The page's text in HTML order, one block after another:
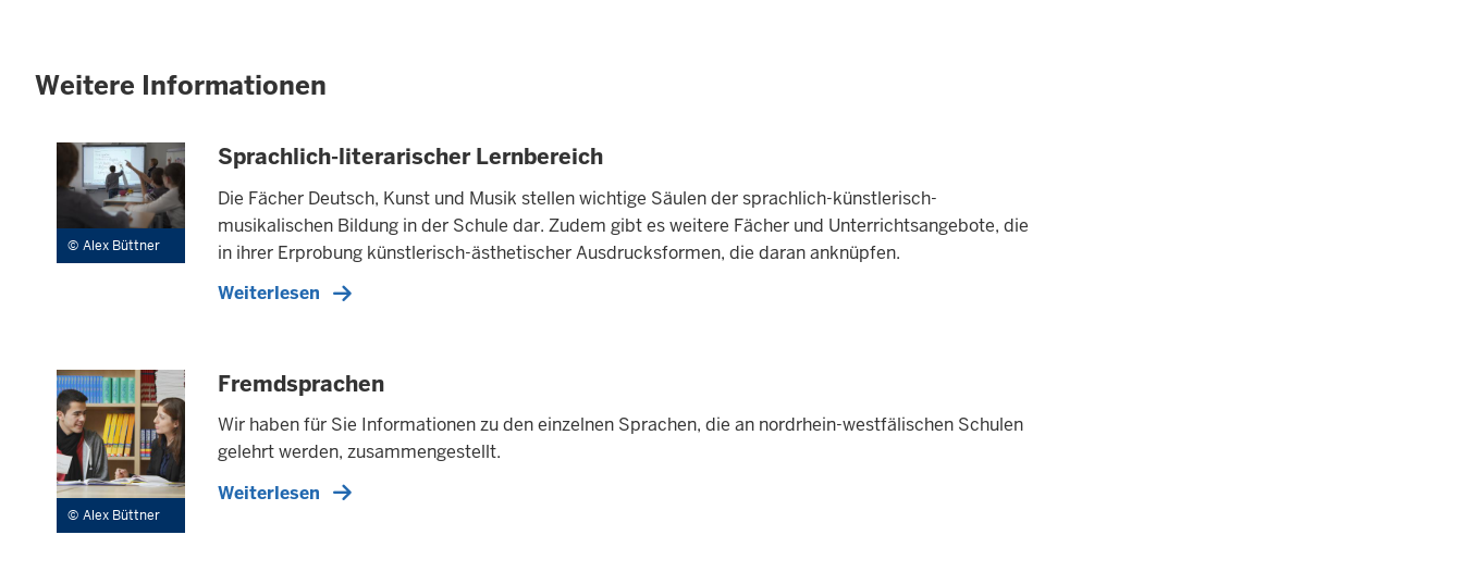
Weitere Informationen
Alex Büttner
Sprachlich-literarischer Lernbereich
Die Fächer Deutsch, Kunst und Musik stellen wichtige Säulen der sprachlich-künstlerisch-
musikalischen Bildung in der Schule dar. Zudem gibt es weitere Fächer und Unterrichtsangebote, die
in ihrer Erprobung künstlerisch-ästhetischer Ausdrucksformen, die daran anknüpfen.
Weiterlesen
Alex Büttner
Fremdsprachen
Wir haben für Sie Informationen zu den einzelnen Sprachen, die an nordrhein-westfälischen Schulen
gelehrt werden, zusammengestellt.
Weiterlesen